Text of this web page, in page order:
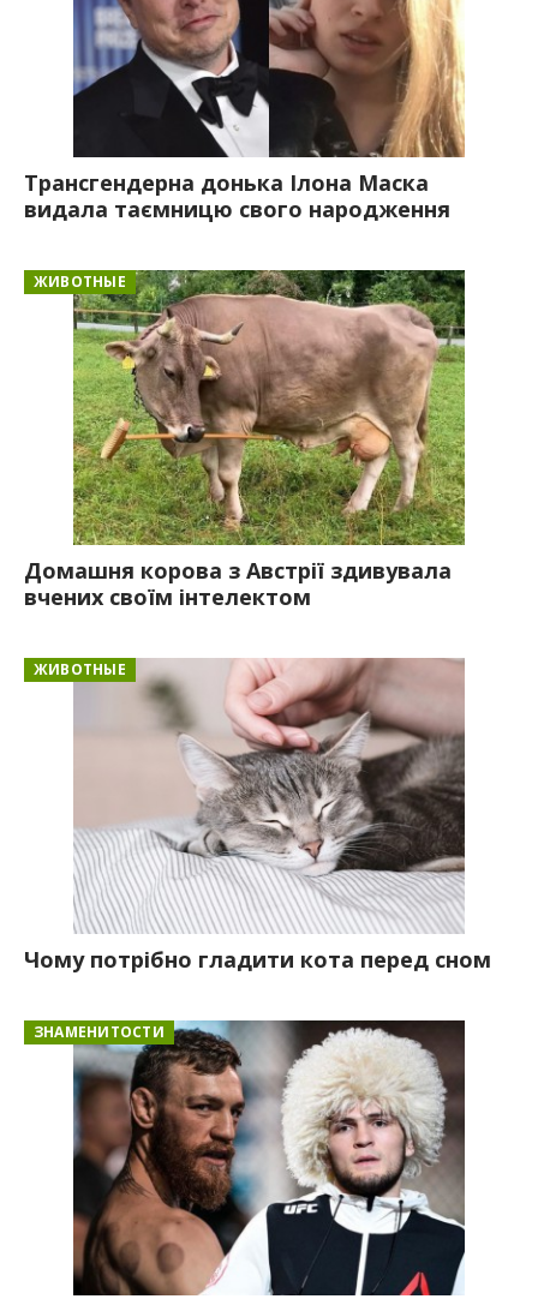
Трансгендерна донька Ілона Маска
видала таємницю свого народження
ЖИВОТНЫЕ
Домашня корова з Австрії здивувала
вчених своїм інтелектом
ЖИВОТНЫЕ
Чому потрібно гладити кота перед сном
ЗНАМЕНИТОСТИ